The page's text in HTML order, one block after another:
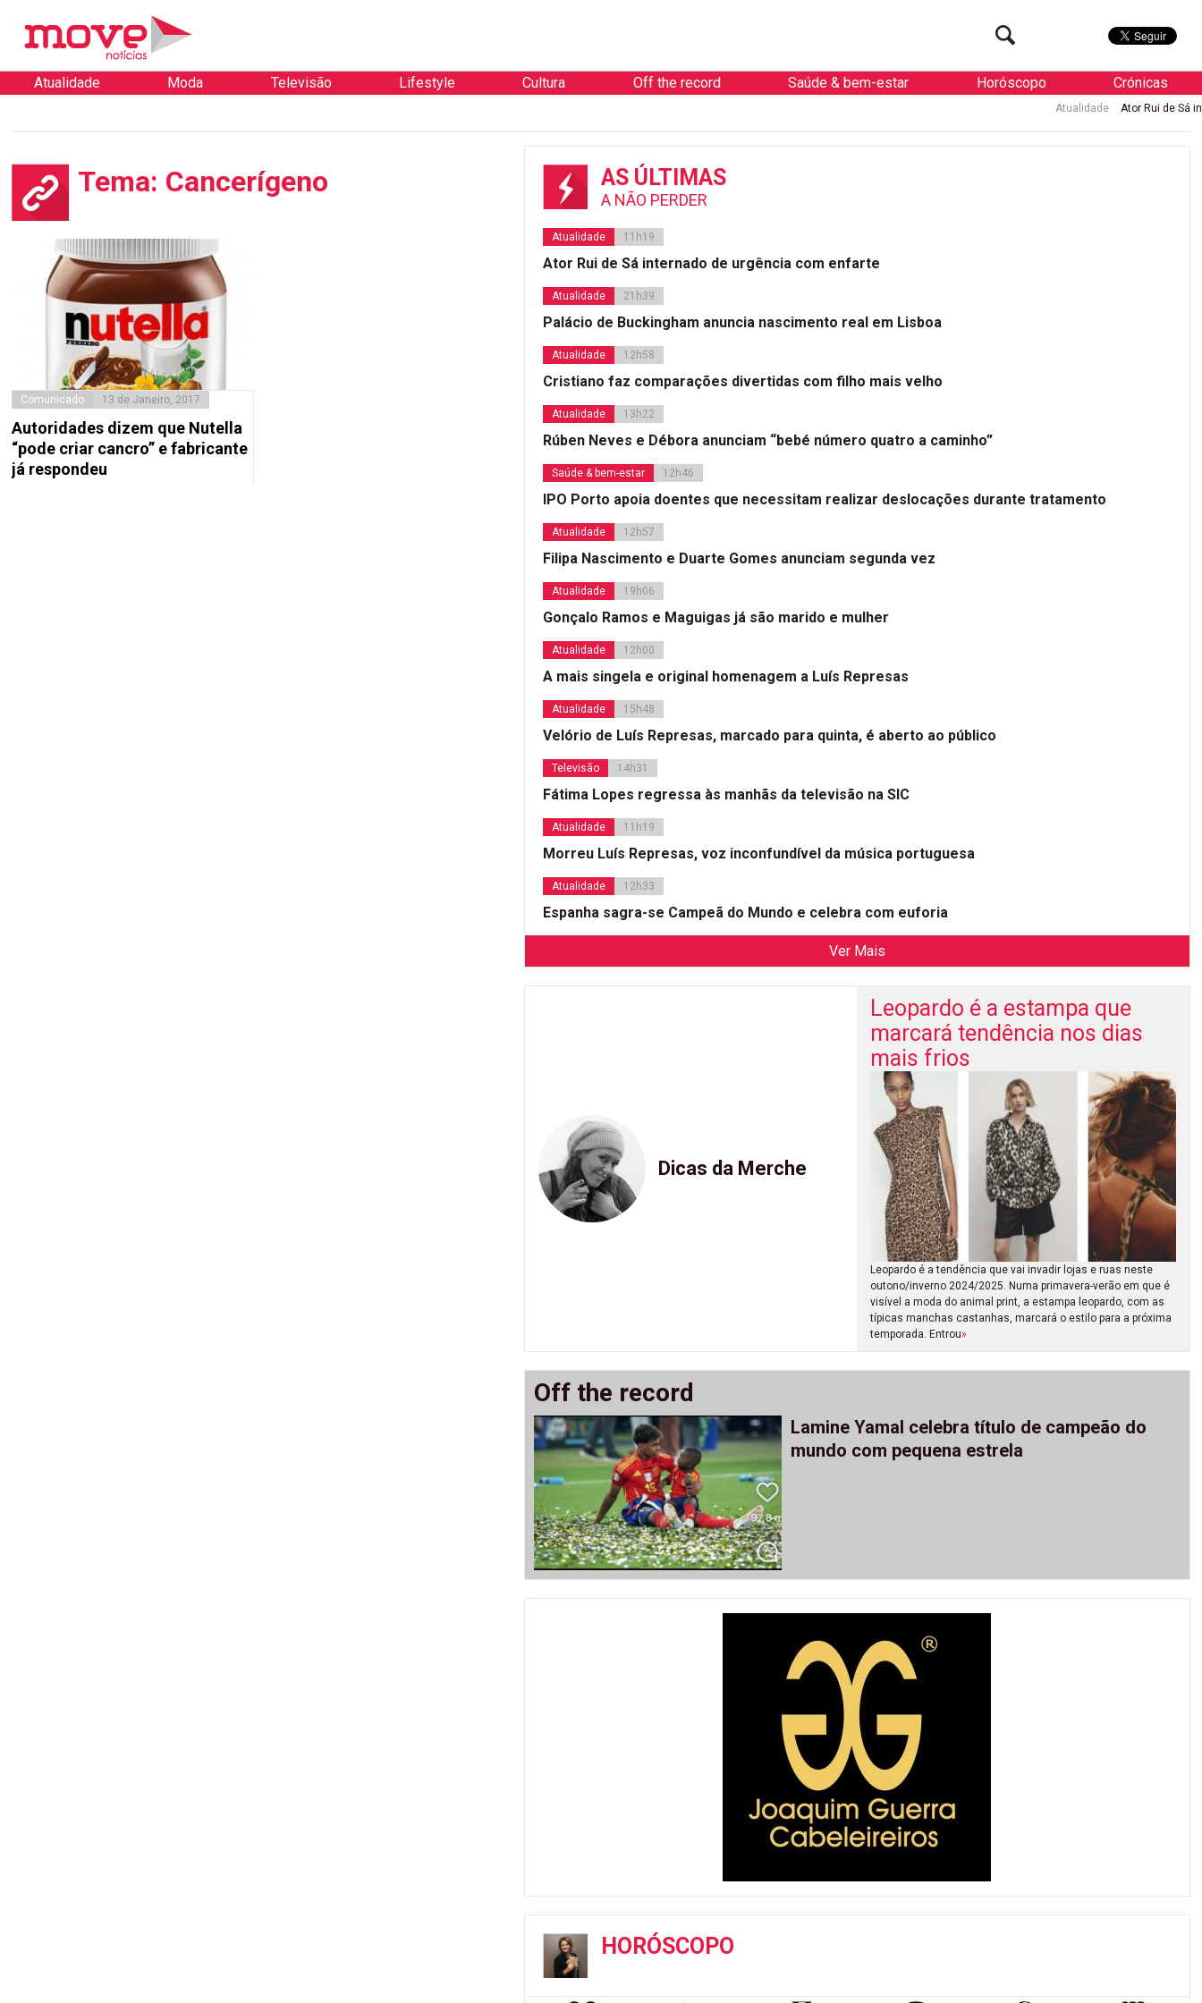
Atualidade Moda Televisão Lifestyle Cultura Off the record Saúde & bem-estar Horóscopo Crónicas
Atualidade Ator Rui de Sá
Tema: Cancerígeno
Comunicado 13 de Janeiro, 2017
Autoridades dizem que Nutella
“pode criar cancro” e fabricante
já respondeu
AS ÚLTIMAS
A NÃO PERDER
Atualidade 11h19
Ator Rui de Sá internado de urgência com enfarte
Atualidade 21h39
Palácio de Buckingham anuncia nascimento real em Lisboa
Atualidade 12h58
Cristiano faz comparações divertidas com filho mais velho
Atualidade 13h22
Rúben Neves e Débora anunciam “bebé número quatro a caminho”
Saúde & bem-estar 12h46
IPO Porto apoia doentes que necessitam realizar deslocações durante tratamento
Atualidade 12h57
Filipa Nascimento e Duarte Gomes anunciam segunda vez
Atualidade 19h06
Gonçalo Ramos e Maguigas já são marido e mulher
Atualidade 12h00
A mais singela e original homenagem a Luís Represas
Atualidade 15h48
Velório de Luís Represas, marcado para quinta, é aberto ao público
Televisão 14h31
Fátima Lopes regressa às manhãs da televisão na SIC
Atualidade 11h19
Morreu Luís Represas, voz inconfundível da música portuguesa
Atualidade 12h33
Espanha sagra-se Campeã do Mundo e celebra com euforia
Ver Mais
Dicas da Merche
Leopardo é a estampa que
marcará tendência nos dias
mais frios
Leopardo é a tendência que vai invadir lojas e ruas neste
outono/inverno 2024/2025. Numa primavera-verão em que é
visível a moda do animal print, a estampa leopardo, com as
típicas manchas castanhas, marcará o estilo para a próxima
temporada. Entrou»
Off the record
Lamine Yamal celebra título de campeão do
mundo com pequena estrela
HORÓSCOPO